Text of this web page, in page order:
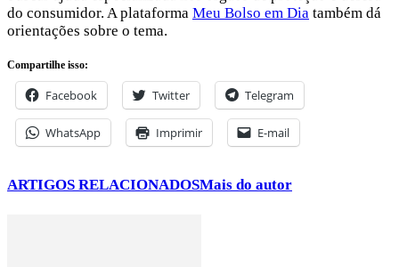
do consumidor. A plataforma Meu Bolso em Dia também dá
orientações sobre o tema.
Compartilhe isso:
Facebook Twitter Telegram
WhatsApp Imprimir E-mail
ARTIGOS RELACIONADOSMais do autor